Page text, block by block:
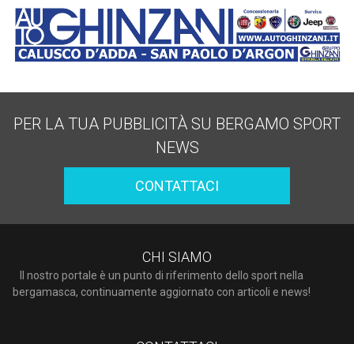
PER LA TUA PUBBLICITÀ SU BERGAMO SPORT
NEWS
CONTATTACI
CHI SIAMO
Il nostro portale è un punto di riferimento dello sport nella
bergamasca, continuamente aggiornato con articoli e news!